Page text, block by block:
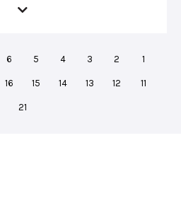
1
2
3
4
5
6
11
12
13
14
15
16
21